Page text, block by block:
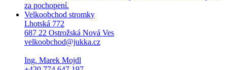
za pochopení.
Velkoobchod stromky
Lhotská 772
687 22 Ostrožská Nová Ves
velkoobchod@jukka.cz
Ing. Marek Mojdl